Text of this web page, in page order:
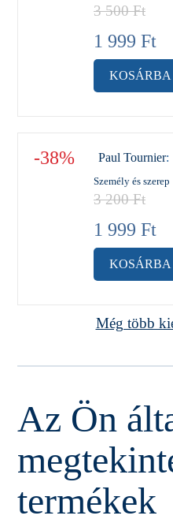
3 500Ft
1 999 Ft
KOSÁRBA
-38% Paul Tournier:
Személy és szerep
3 200Ft
1 999 Ft
KOSÁRBA
Még több
Az Ön
termékek